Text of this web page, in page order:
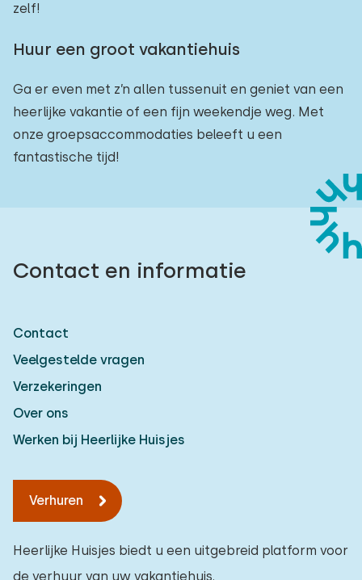
zelf!
Huur een groot vakantiehuis
Ga er even met z’n allen tussenuit en geniet van een
heerlijke vakantie of een fijn weekendje weg. Met
onze groepsaccommodaties beleeft u een
fantastische tijd!
Contact en informatie
Contact
Veelgestelde vragen
Verzekeringen
Over ons
Werken bij Heerlijke Huisjes
Verhuren
Heerlijke Huisjes biedt u een uitgebreid platform voor
de verhuur van uw vakantiehuis.